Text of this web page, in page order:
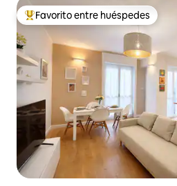
Favorito entre huéspedes preferido
Favorito entre huéspedes